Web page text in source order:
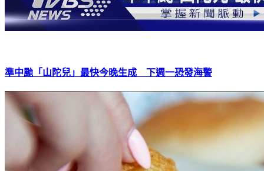
準中颱「山陀兒」最快今晚生成 下週一恐發海警